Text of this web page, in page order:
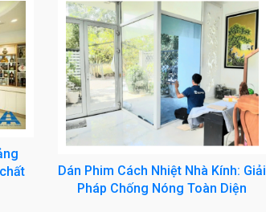
Dán Phim Cách Nhiệt Nhà Kính: Giải
Pháp Chống Nóng Toàn Diện